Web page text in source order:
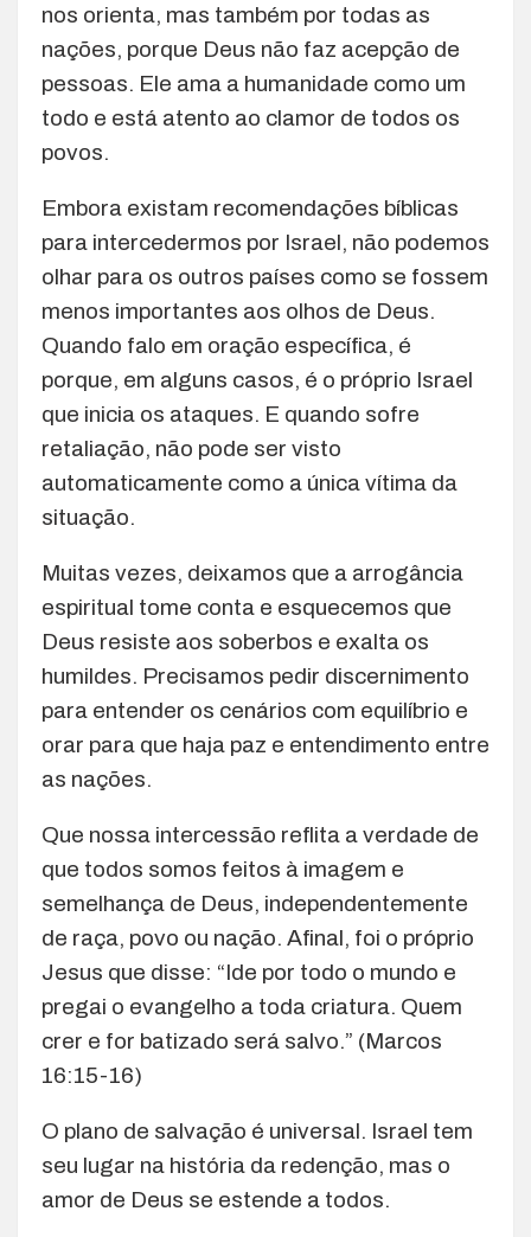
nos orienta, mas também por todas as
nações, porque Deus não faz acepção de
pessoas. Ele ama a humanidade como um
todo e está atento ao clamor de todos os
povos.
Embora existam recomendações bíblicas
para intercedermos por Israel, não podemos
olhar para os outros países como se fossem
menos importantes aos olhos de Deus.
Quando falo em oração específica, é
porque, em alguns casos, é o próprio Israel
que inicia os ataques. E quando sofre
retaliação, não pode ser visto
automaticamente como a única vítima da
situação.
Muitas vezes, deixamos que a arrogância
espiritual tome conta e esquecemos que
Deus resiste aos soberbos e exalta os
humildes. Precisamos pedir discernimento
para entender os cenários com equilíbrio e
orar para que haja paz e entendimento entre
as nações.
Que nossa intercessão reflita a verdade de
que todos somos feitos à imagem e
semelhança de Deus, independentemente
de raça, povo ou nação. Afinal, foi o próprio
Jesus que disse: “Ide por todo o mundo e
pregai o evangelho a toda criatura. Quem
crer e for batizado será salvo.” (Marcos
16:15-16)
O plano de salvação é universal. Israel tem
seu lugar na história da redenção, mas o
amor de Deus se estende a todos.